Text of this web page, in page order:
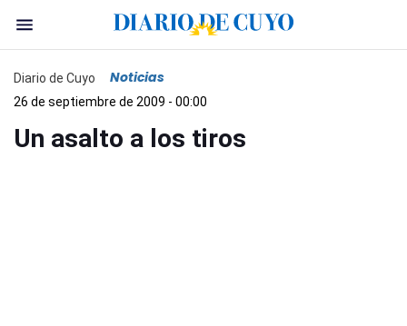
Diario de Cuyo Noticias
26 de septiembre de 2009 - 00:00
Un asalto a los tiros